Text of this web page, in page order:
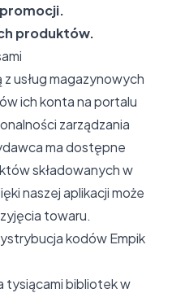
produktów.
usług magazynowych
ich konta na portalu
zarządzania
ma dostępne
składowanych w
naszej aplikacji może
towaru.
kodów Empik
tysiącami bibliotek w